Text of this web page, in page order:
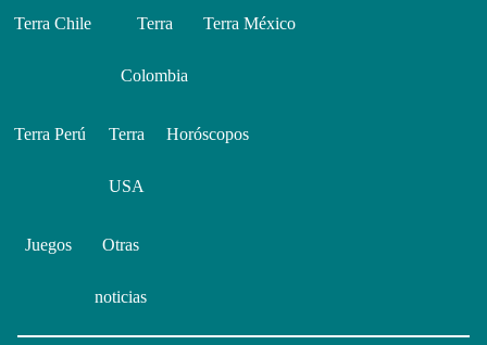
Terra Chile Terra
Colombia
Terra México
Terra Perú Terra
USA
Horóscopos
Juegos Otras
noticias